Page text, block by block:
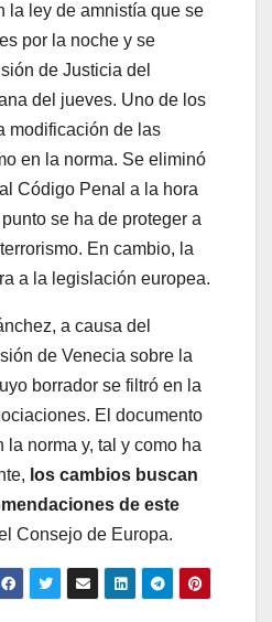
la ley de amnistía que se
por la noche y se
de Justicia del
del jueves. Uno de los
modificación de las
en la norma. Se eliminó
Código Penal a la hora
se ha de proteger a
En cambio, la
a la legislación europea.
a causa del
de Venecia sobre la
borrador se filtró en la
El documento
la norma y, tal y como ha
los cambios buscan
de este
Consejo de Europa.